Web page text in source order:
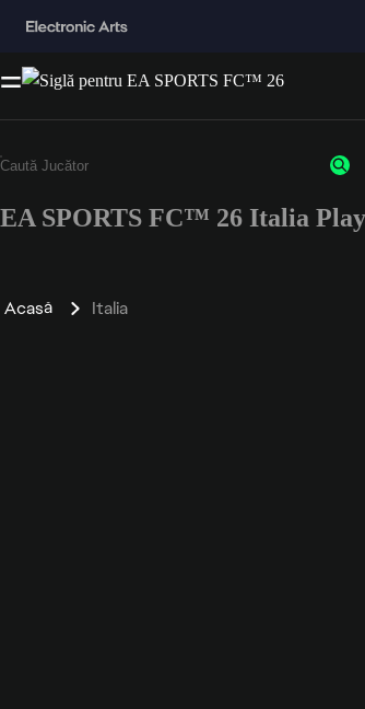
EA SPORTS FC™ 26 Italia
Acasă Italia